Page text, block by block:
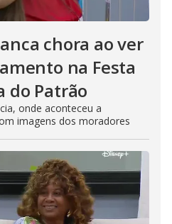
chora ao ver
na Festa
do Patrão
onde aconteceu a
imagens dos moradores